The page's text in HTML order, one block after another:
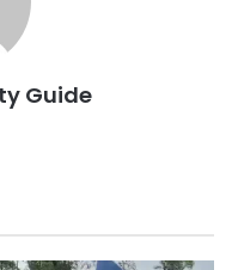
Guide